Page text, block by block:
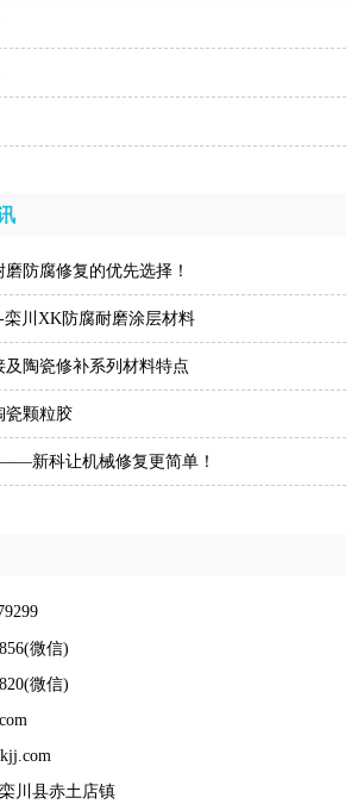
防腐修复的优先选择！
川XK防腐耐磨涂层材料
陶瓷修补系列材料特点
瓷颗粒胶
新科让机械修复更简单！
微信)
微信)
川县赤土店镇